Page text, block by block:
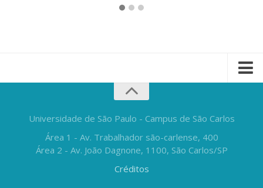
Universidade de São Paulo - Campus de São Carlos
Área 1 - Av. Trabalhador são-carlense, 400
Área 2 - Av. João Dagnone, 1100, São Carlos/SP
Créditos